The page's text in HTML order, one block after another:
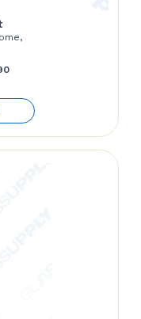
Price
$142.00
through